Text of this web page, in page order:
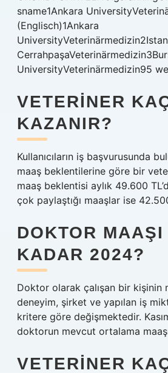
sname1Ankara
(Englisch)1Ankara
UniversityVeterinärmedizin95
VETERINER
KAZANIR?
Kullanıcıların iş başvurusunda
maaş beklentilerine göre bir
maaş beklentisi aylık 49.600
çok paylaştığı maaşlar ise
DOKTOR MAAŞI
KADAR 2024?
Doktor olarak çalışan bir kişinin
deneyim, şirket ve yapılan iş
kritere göre değişmektedir.
doktorun mevcut ortalama maaşı
VETERINER